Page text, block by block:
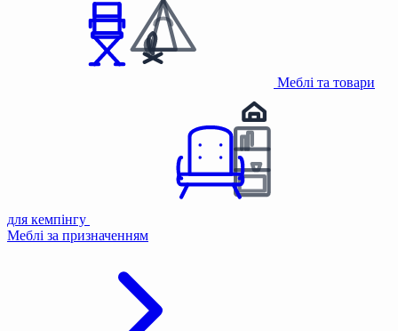
Меблі та товари
для кемпінгу
Меблі за призначенням